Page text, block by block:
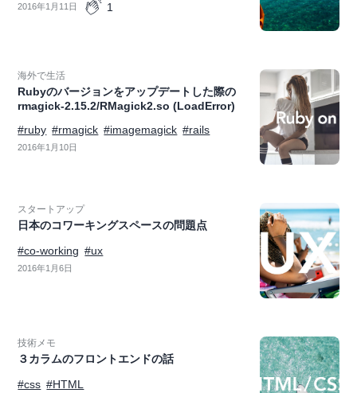
2016年1月11日 1
海外で生活
Rubyのバージョンをアップデートした際の
rmagick-2.15.2/RMagick2.so (LoadError)
#ruby #rmagick #imagemagick #rails
2016年1月10日
スタートアップ
日本のコワーキングスペースの問題点
#co-working #ux
2016年1月6日
技術メモ
３カラムのフロントエンドの話
#css #HTML